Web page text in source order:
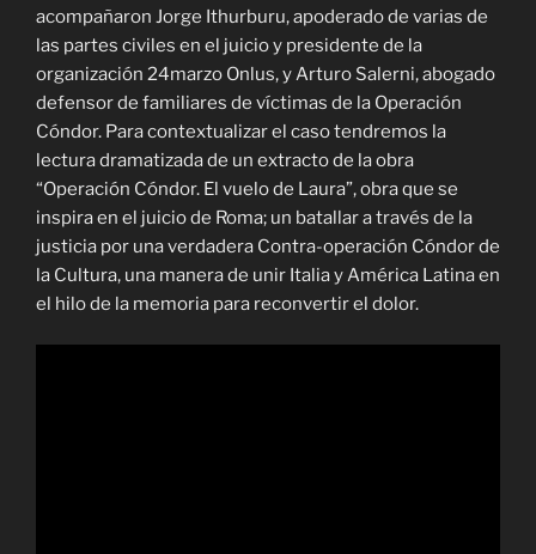
acompañaron Jorge Ithurburu, apoderado de varias de
las partes civiles en el juicio y presidente de la
organización 24marzo Onlus, y Arturo Salerni, abogado
defensor de familiares de víctimas de la Operación
Cóndor. Para contextualizar el caso tendremos la
lectura dramatizada de un extracto de la obra
“Operación Cóndor. El vuelo de Laura”, obra que se
inspira en el juicio de Roma; un batallar a través de la
justicia por una verdadera Contra-operación Cóndor de
la Cultura, una manera de unir Italia y América Latina en
el hilo de la memoria para reconvertir el dolor.